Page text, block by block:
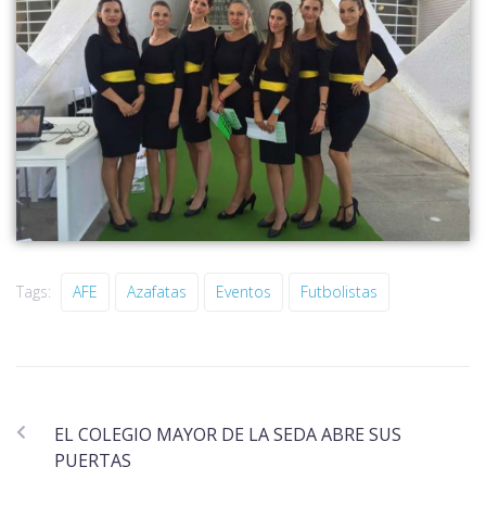
Tags: AFE Azafatas Eventos Futbolistas
EL COLEGIO MAYOR DE LA SEDA ABRE SUS
PUERTAS